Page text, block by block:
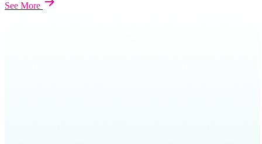
See More